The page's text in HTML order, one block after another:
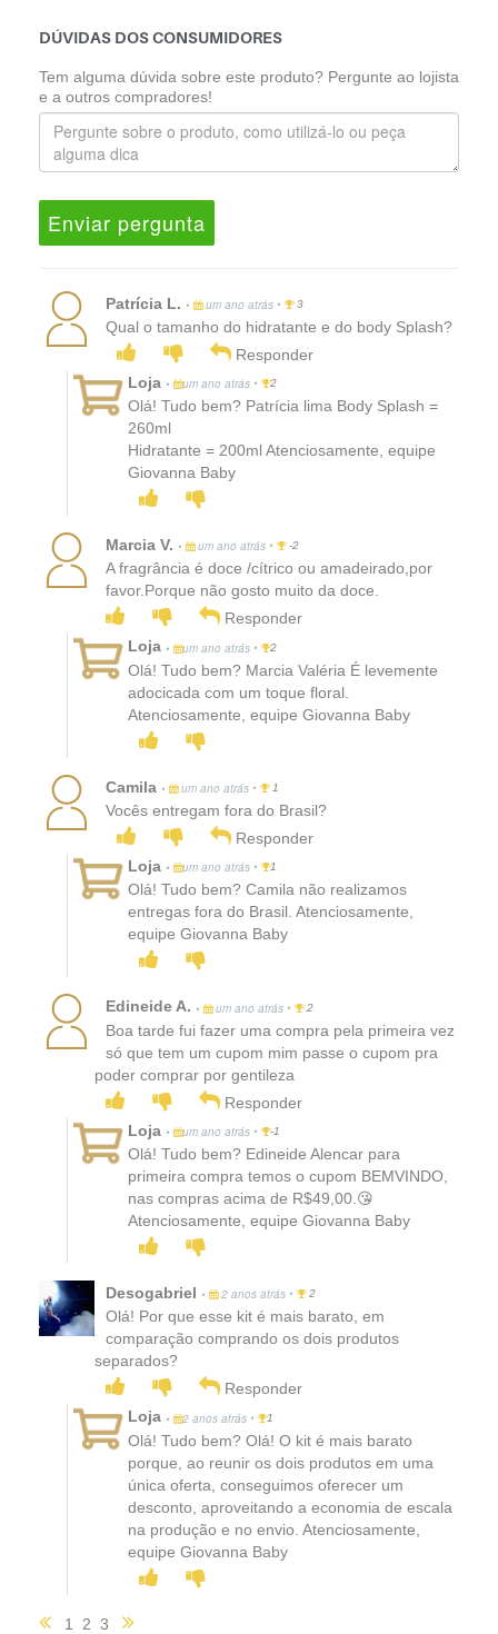
DÚVIDAS DOS CONSUMIDORES
Tem alguma dúvida sobre este produto? Pergunte ao lojista
e a outros compradores!
Enviar pergunta
Patrícia L. • um ano atrás • 3
Qual o tamanho do hidratante e do body Splash?
Responder
Loja • um ano atrás • 2
Olá! Tudo bem? Patrícia lima Body Splash =
260ml
Hidratante = 200ml Atenciosamente, equipe
Giovanna Baby
Marcia V. • um ano atrás • -2
A fragrância é doce /cítrico ou amadeirado,por
favor.Porque não gosto muito da doce.
Responder
Loja • um ano atrás • 2
Olá! Tudo bem? Marcia Valéria É levemente
adocicada com um toque floral.
Atenciosamente, equipe Giovanna Baby
Camila • um ano atrás • 1
Vocês entregam fora do Brasil?
Responder
Loja • um ano atrás • 1
Olá! Tudo bem? Camila não realizamos
entregas fora do Brasil. Atenciosamente,
equipe Giovanna Baby
Edineide A. • um ano atrás • 2
Boa tarde fui fazer uma compra pela primeira vez
só que tem um cupom mim passe o cupom pra
poder comprar por gentileza
Responder
Loja • um ano atrás • -1
Olá! Tudo bem? Edineide Alencar para
primeira compra temos o cupom BEMVINDO,
nas compras acima de R$49,00.😘
Atenciosamente, equipe Giovanna Baby
Desogabriel • 2 anos atrás • 2
Olá! Por que esse kit é mais barato, em
comparação comprando os dois produtos
separados?
Responder
Loja • 2 anos atrás • 1
Olá! Tudo bem? Olá! O kit é mais barato
porque, ao reunir os dois produtos em uma
única oferta, conseguimos oferecer um
desconto, aproveitando a economia de escala
na produção e no envio. Atenciosamente,
equipe Giovanna Baby
1 2 3